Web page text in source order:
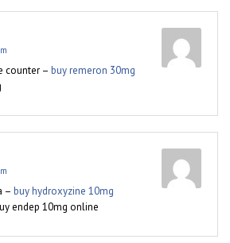
counter – buy remeron 30mg
– buy hydroxyzine 10mg
endep 10mg online